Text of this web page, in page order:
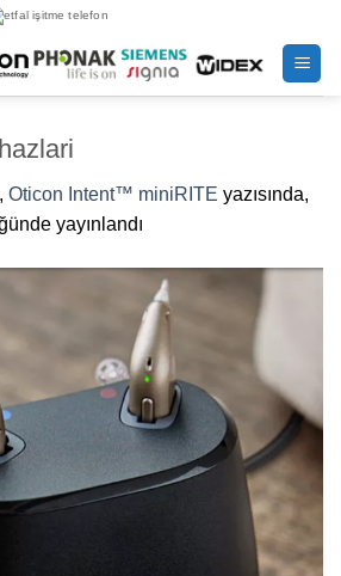
Oticon Intent™ miniRITE yazısında,
yayınlandı